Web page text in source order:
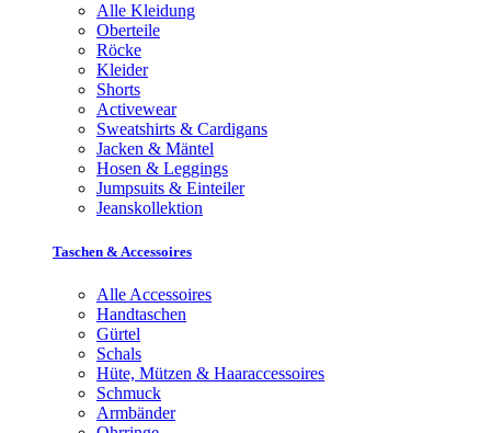
Alle Kleidung
Oberteile
Röcke
Kleider
Shorts
Activewear
Sweatshirts & Cardigans
Jacken & Mäntel
Hosen & Leggings
Jumpsuits & Einteiler
Jeanskollektion
Taschen & Accessoires
Alle Accessoires
Handtaschen
Gürtel
Schals
Hüte, Mützen & Haaraccessoires
Schmuck
Armbänder